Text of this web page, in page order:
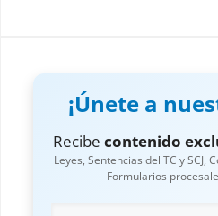
¡Únete a
Recibe contenido
Leyes, Sentencias del TC y SCJ,
Formularios